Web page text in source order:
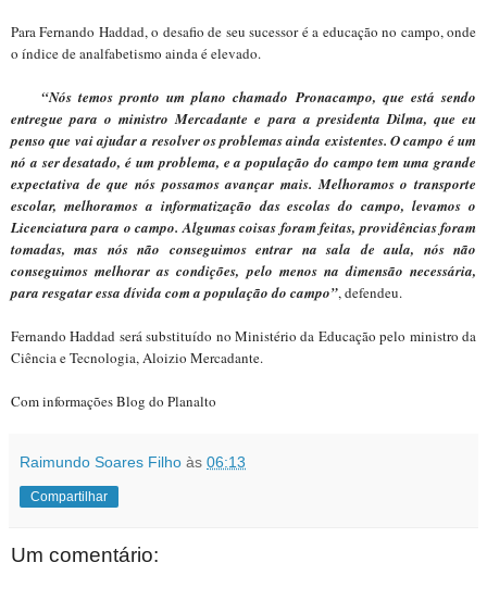
Para Fernando Haddad, o desafio de seu sucessor é a educação no campo, onde
o índice de analfabetismo ainda é elevado.
“Nós temos pronto um plano chamado Pronacampo, que está sendo
entregue para o ministro Mercadante e para a presidenta Dilma, que eu
penso que vai ajudar a resolver os problemas ainda existentes. O campo é um
nó a ser desatado, é um problema, e a população do campo tem uma grande
expectativa de que nós possamos avançar mais. Melhoramos o transporte
escolar, melhoramos a informatização das escolas do campo, levamos o
Licenciatura para o campo. Algumas coisas foram feitas, providências foram
tomadas, mas nós não conseguimos entrar na sala de aula, nós não
conseguimos melhorar as condições, pelo menos na dimensão necessária,
para resgatar essa dívida com a população do campo”, defendeu.
Fernando Haddad será substituído no Ministério da Educação pelo ministro da
Ciência e Tecnologia, Aloizio Mercadante.
Com informações Blog do Planalto
Raimundo Soares Filho às 06:13
Compartilhar
Um comentário: